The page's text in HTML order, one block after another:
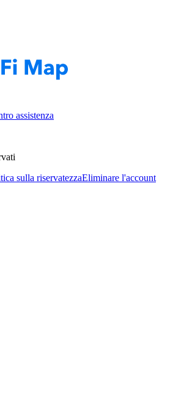
assistenza
sulla riservatezzaEliminare l'account